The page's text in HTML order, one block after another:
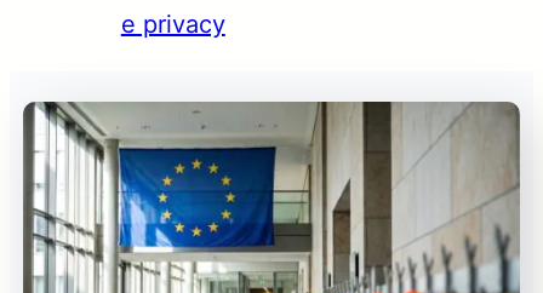
e privacy